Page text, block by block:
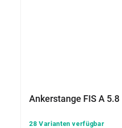
Ankerstange FIS A 5.8
28 Varianten verfügbar